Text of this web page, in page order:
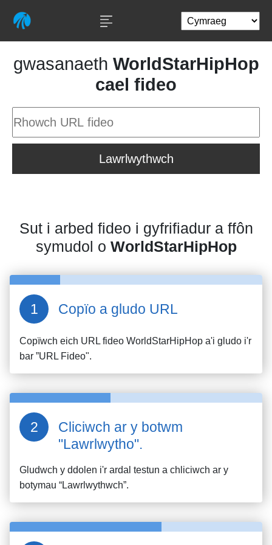
gwasanaeth WorldStarHipHop
cael fideo
Lawrlwythwch
Sut i arbed fideo i gyfrifiadur a ffôn
symudol o WorldStarHipHop
Copïo a gludo URL
Copïwch eich URL fideo WorldStarHipHop a'i gludo i'r
bar ”URL Fideo".
Cliciwch ar y botwm
"Lawrlwytho".
Gludwch y ddolen i'r ardal testun a chliciwch ar y
botymau “Lawrlwythwch”.